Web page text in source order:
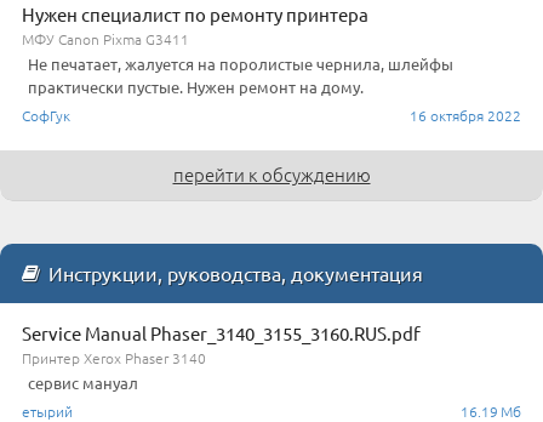
Нужен специалист по ремонту принтера
МФУ Canon Pixma G3411
Не печатает, жалуется на поролистые чернила, шлейфы
практически пустые. Нужен ремонт на дому.
СофГук 16 октября 2022
перейти к обсуждению
Инструкции, руководства, документация
Service Manual Phaser_3140_3155_3160.RUS.pdf
Принтер Xerox Phaser 3140
сервис мануал
етырий 16.19 Мб